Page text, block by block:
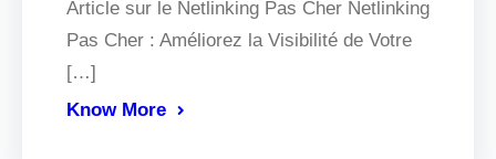
Article sur le Netlinking Pas Cher Netlinking
Pas Cher : Améliorez la Visibilité de Votre
[…]
Know More